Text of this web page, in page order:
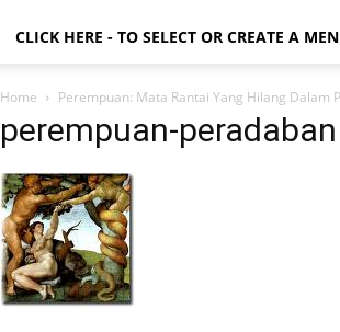
CLICK HERE - TO SELECT OR CREATE A
Home Perempuan: Mata Rantai Yang Hilang Dalam
perempuan-peradaban